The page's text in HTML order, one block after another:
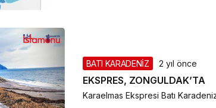
BATI KARADENİZ 2 yıl önce
EKSPRES, ZONGULDAK’TA
Karaelmas Ekspresi Batı